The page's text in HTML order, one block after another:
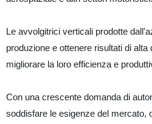
Le avvolgitrici verticali prodotte
produzione e ottenere risultati di
migliorare la loro efficienza e
Con una crescente domanda di
soddisfare le esigenze del mercato,